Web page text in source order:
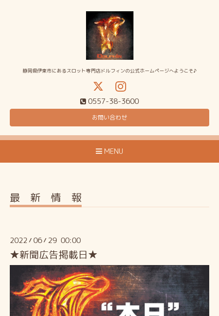
静岡県伊東市にあるスロット専門店ドルフィンの公式ホームページへようこそ♪
0557-38-3600
お問い合わせ
MENU
最 新 情 報
2022 /06/ 29 00:00
★新聞広告掲載日★